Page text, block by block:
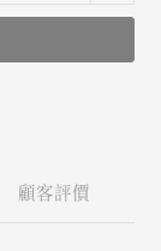
顧客評價